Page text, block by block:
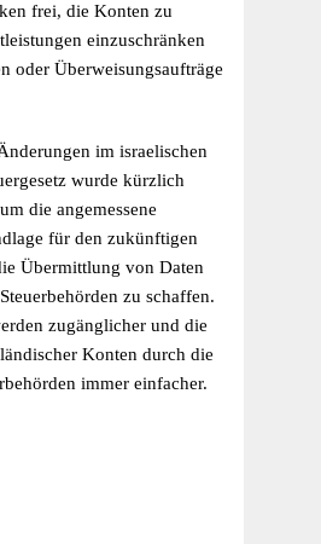
frei, die Konten zu
einzuschränken
oder Überweisungsaufträge
im israelischen
wurde kürzlich
die angemessene
für den zukünftigen
Übermittlung von Daten
zu schaffen.
zugänglicher und die
Konten durch die
immer einfacher.